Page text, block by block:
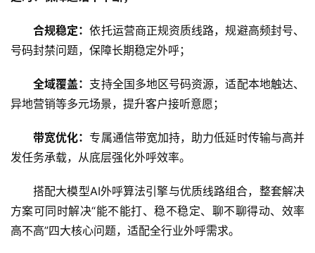
资
商
生
活
合规稳定：依托运营商正规资质线路，规避高频封号、
号码封禁问题，保障长期稳定外呼；
全域覆盖： 支持全国多地区号码资源，适配本地触达、
异地营销等多元场景，提升客户接听意愿；
带宽优化：专属通信带宽加持，助力低延时传输与高并
发任务承载，从底层强化外呼效率。
搭配大模型AI外呼算法引擎与优质线路组合，整套解决
方案可同时解决“能不能打、稳不稳定、聊不聊得动、效率
高不高”四大核心问题，适配全行业外呼需求。